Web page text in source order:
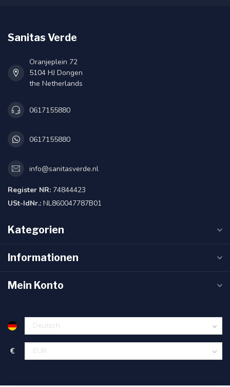
Sanitas Verde
Oranjeplein 72
5104 HJ Dongen
the Netherlands
0617155880
0617155880
info@sanitasverde.nl
Register NR: 74844423
USt-IdNr.: NL860047787B01
Kategorien
Informationen
Mein Konto
€